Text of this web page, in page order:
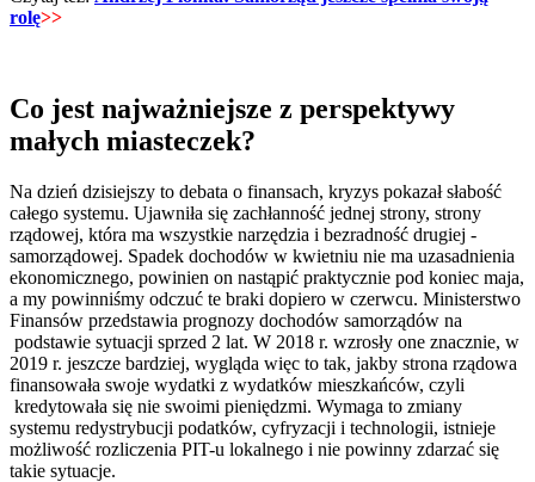
rolę>>
Co jest najważniejsze z perspektywy
małych miasteczek?
Na dzień dzisiejszy to debata o finansach, kryzys pokazał słabość
całego systemu. Ujawniła się zachłanność jednej strony, strony
rządowej, która ma wszystkie narzędzia i bezradność drugiej -
samorządowej. Spadek dochodów w kwietniu nie ma uzasadnienia
ekonomicznego, powinien on nastąpić praktycznie pod koniec maja,
a my powinniśmy odczuć te braki dopiero w czerwcu. Ministerstwo
Finansów przedstawia prognozy dochodów samorządów na
podstawie sytuacji sprzed 2 lat. W 2018 r. wzrosły one znacznie, w
2019 r. jeszcze bardziej, wygląda więc to tak, jakby strona rządowa
finansowała swoje wydatki z wydatków mieszkańców, czyli
kredytowała się nie swoimi pieniędzmi. Wymaga to zmiany
systemu redystrybucji podatków, cyfryzacji i technologii, istnieje
możliwość rozliczenia PIT-u lokalnego i nie powinny zdarzać się
takie sytuacje.